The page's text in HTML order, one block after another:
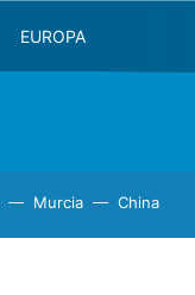
EUROPA
Murcia China